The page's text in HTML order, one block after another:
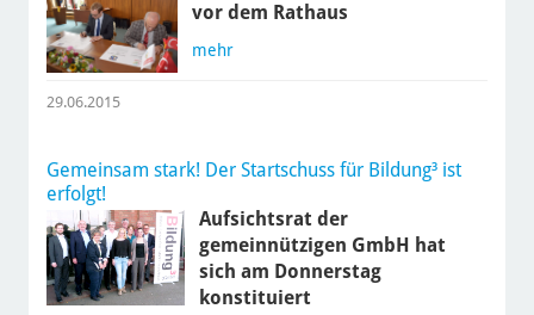
vor dem Rathaus
mehr
29.06.2015
Gemeinsam stark! Der Startschuss für Bildung³ ist
erfolgt!
Aufsichtsrat der
gemeinnützigen GmbH hat
sich am Donnerstag
konstituiert